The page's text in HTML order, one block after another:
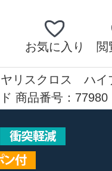
お気に入り 閲
ヤリスクロス ハイ
商品番号：77980